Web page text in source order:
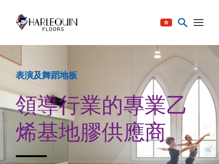
表演及舞蹈地板
領導行業的專業乙
烯基地膠供應商